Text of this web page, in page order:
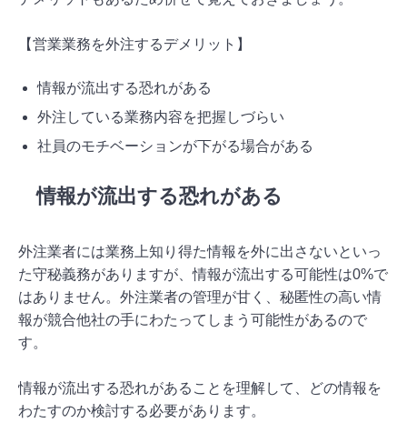
【営業業務を外注するデメリット】
情報が流出する恐れがある
外注している業務内容を把握しづらい
社員のモチベーションが下がる場合がある
情報が流出する恐れがある
外注業者には業務上知り得た情報を外に出さないといっ
た守秘義務がありますが、情報が流出する可能性は0%で
はありません。外注業者の管理が甘く、秘匿性の高い情
報が競合他社の手にわたってしまう可能性があるので
す。
情報が流出する恐れがあることを理解して、どの情報を
わたすのか検討する必要があります。